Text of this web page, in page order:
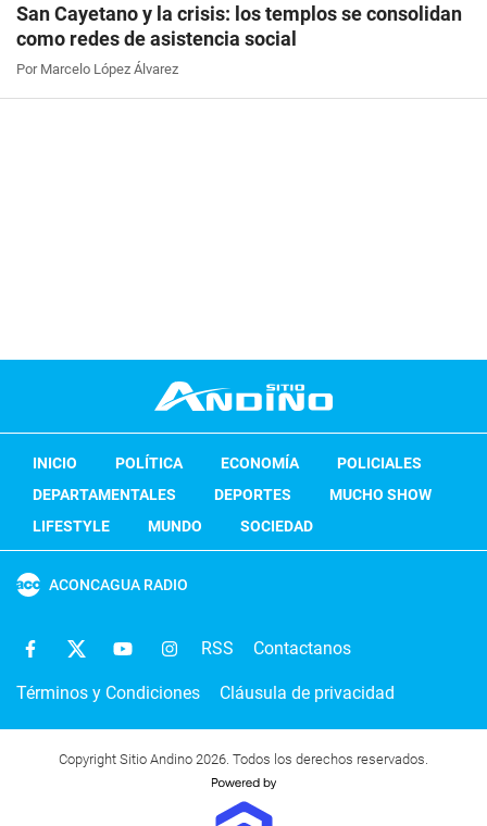
San Cayetano y la crisis: los templos se consolidan
como redes de asistencia social
Por Marcelo López Álvarez
INICIO POLÍTICA ECONOMÍA
POLICIALES
DEPARTAMENTALES
DEPORTES
MUCHO SHOW
LIFESTYLE
MUNDO SOCIEDAD
ACONCAGUA RADIO
RSS Contactanos
Términos y Condiciones Cláusula de privacidad
Copyright Sitio Andino 2026. Todos los derechos reservados.